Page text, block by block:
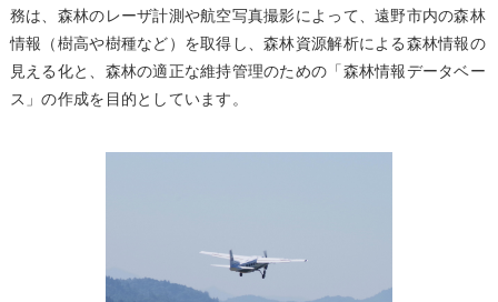
務は、森林のレーザ計測や航空写真撮影によって、遠野市内の森林
情報（樹高や樹種など）を取得し、森林資源解析による森林情報の
見える化と、森林の適正な維持管理のための「森林情報データベー
ス」の作成を目的としています。